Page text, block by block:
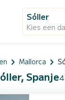
Sóller
Kies een
Mallorca
Spanje